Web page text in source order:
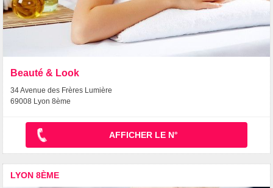
Beauté & Look
34 Avenue des Frères Lumière
69008 Lyon 8ème
AFFICHER LE N°
LYON 8ÈME